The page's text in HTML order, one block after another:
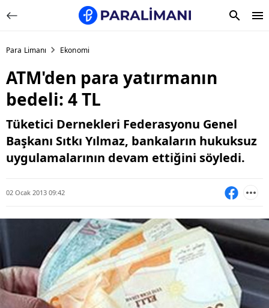
Para Limanı Ekonomi
ATM'den para yatırmanın
bedeli: 4 TL
Tüketici Dernekleri Federasyonu Genel
Başkanı Sıtkı Yılmaz, bankaların hukuksuz
uygulamalarının devam ettiğini söyledi.
02 Ocak 2013 09:42